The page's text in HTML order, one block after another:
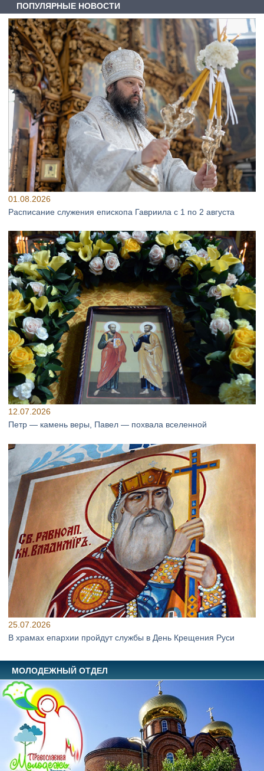
ПОПУЛЯРНЫЕ НОВОСТИ
01.08.2026
Расписание служения епископа Гавриила с 1 по 2 августа
12.07.2026
Петр — камень веры, Павел — похвала вселенной
25.07.2026
В храмах епархии пройдут службы в День Крещения Руси
МОЛОДЕЖНЫЙ ОТДЕЛ